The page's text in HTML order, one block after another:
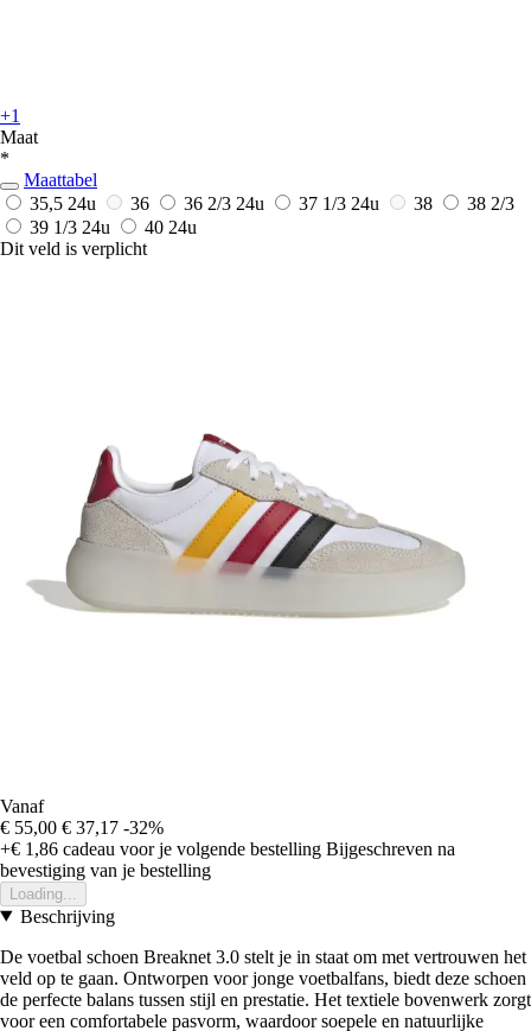
+1
Maat
*
Maattabel
35,5 24u 36 36 2/3 24u 37 1/3 24u 38
38 2/3
39 1/3 24u 40 24u
Dit veld is verplicht
Vanaf
€ 55,00 € 37,17 -32%
+€ 1,86 cadeau voor je volgende bestelling Bijgeschreven na
bevestiging van je bestelling
Loading...
Beschrijving
De voetbal schoen Breaknet 3.0 stelt je in staat om met vertrouwen het
veld op te gaan. Ontworpen voor jonge voetbalfans, biedt deze schoen
de perfecte balans tussen stijl en prestatie. Het textiele bovenwerk zorgt
voor een comfortabele pasvorm, waardoor soepele en natuurlijke